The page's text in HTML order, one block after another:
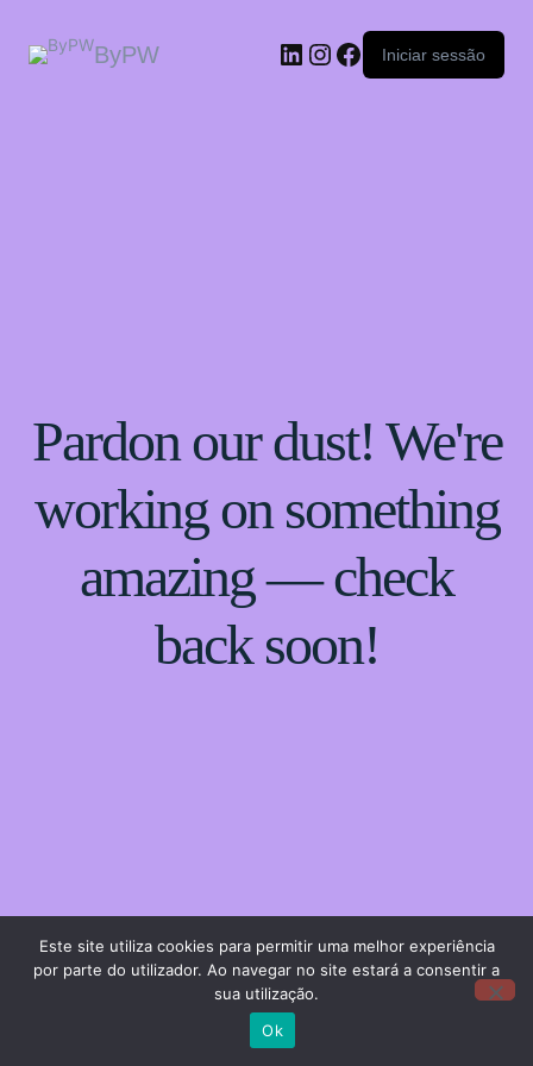
ByPW Iniciar sessão
Pardon our dust! We're
working on something
amazing — check
back soon!
Este site utiliza cookies para permitir uma melhor experiência
por parte do utilizador. Ao navegar no site estará a consentir a
sua utilização.
Ok